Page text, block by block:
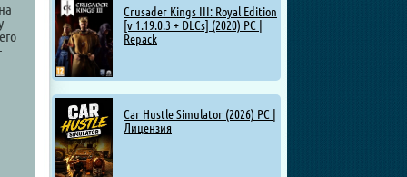
Crusader Kings III: Royal Edition
[v 1.19.0.3 + DLCs] (2020) PC |
Repack
Car Hustle Simulator (2026) PC |
Лицензия